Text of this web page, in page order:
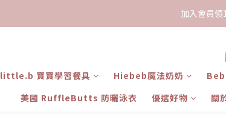
限時下單送餅
加入會員
little.b 寶寶學習餐具 Hiebeb魔法奶奶
美國 RuffleButts 防曬泳衣
優選好物 關